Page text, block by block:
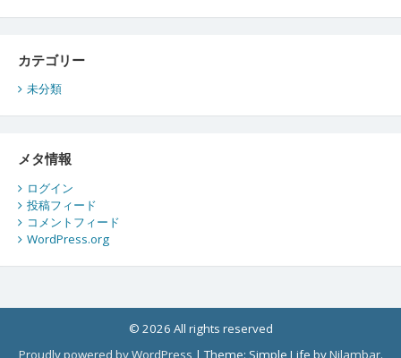
カテゴリー
未分類
メタ情報
ログイン
投稿フィード
コメントフィード
WordPress.org
© 2026 All rights reserved
Proudly powered by WordPress |Theme: Simple Life byNilambar.